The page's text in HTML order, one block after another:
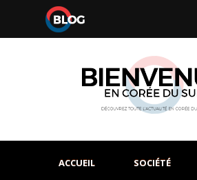
ACCUEIL SOCIÉTÉ